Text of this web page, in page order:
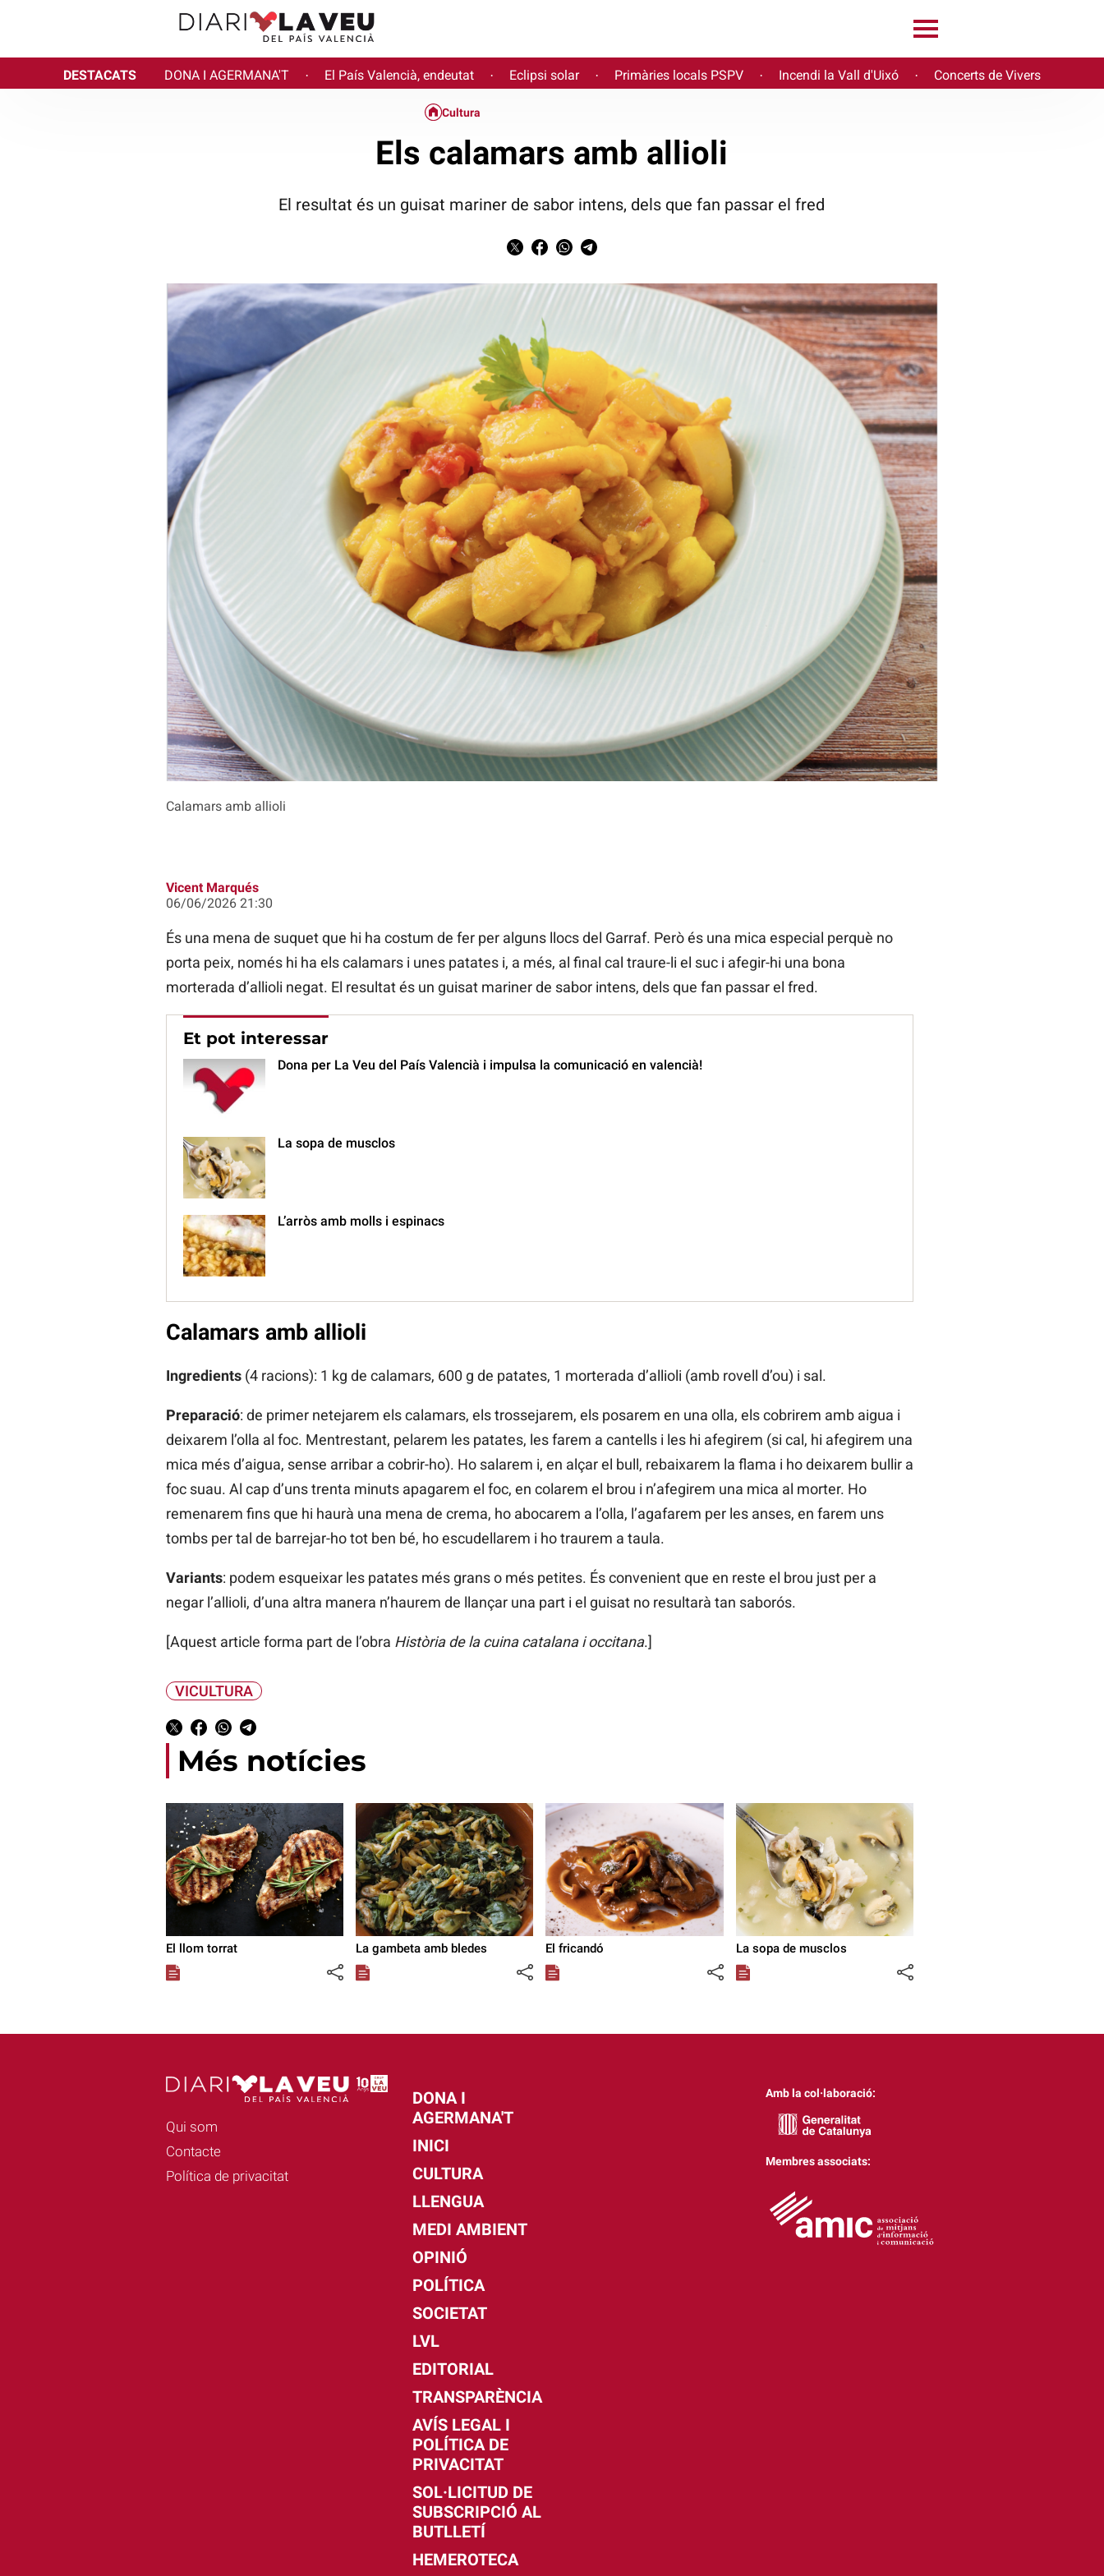
DESTACATS DONA I AGERMANA'T · El País Valencià, endeutat · Eclipsi solar · Primàries locals PSPV · Incendi la Vall d'Uixó · Concerts de Vivers
Calamars amb allioli
Cultura
Els calamars amb allioli
El resultat és un guisat mariner de sabor intens, dels que fan passar el fred
Vicent Marqués
06/06/2026 21:30
És una mena de suquet que hi ha costum de fer per alguns llocs del Garraf. Però és una mica especial perquè no
porta peix, només hi ha els calamars i unes patates i, a més, al final cal traure-li el suc i afegir-hi una bona
morterada d’allioli negat. El resultat és un guisat mariner de sabor intens, dels que fan passar el fred.
Et pot interessar
Dona per La Veu del País Valencià i impulsa la comunicació en valencià!
La sopa de musclos
L’arròs amb molls i espinacs
Calamars amb allioli
Ingredients (4 racions): 1 kg de calamars, 600 g de patates, 1 morterada d’allioli (amb rovell d’ou) i sal.
Preparació: de primer netejarem els calamars, els trossejarem, els posarem en una olla, els cobrirem amb aigua i
deixarem l’olla al foc. Mentrestant, pelarem les patates, les farem a cantells i les hi afegirem (si cal, hi afegirem una
mica més d’aigua, sense arribar a cobrir-ho). Ho salarem i, en alçar el bull, rebaixarem la flama i ho deixarem bullir a
foc suau. Al cap d’uns trenta minuts apagarem el foc, en colarem el brou i n’afegirem una mica al morter. Ho
remenarem fins que hi haurà una mena de crema, ho abocarem a l’olla, l’agafarem per les anses, en farem uns
tombs per tal de barrejar-ho tot ben bé, ho escudellarem i ho traurem a taula.
Variants: podem esqueixar les patates més grans o més petites. És convenient que en reste el brou just per a
negar l’allioli, d’una altra manera n’haurem de llançar una part i el guisat no resultarà tan saborós.
[Aquest article forma part de l’obra Història de la cuina catalana i occitana.]
VICULTURA
Més notícies
El llom torrat La gambeta amb bledes El fricandó La sopa de musclos
Qui som
Contacte
Política de privacitat
DONA I
AGERMANA'T
INICI
CULTURA
LLENGUA
MEDI AMBIENT
OPINIÓ
POLÍTICA
SOCIETAT
LVL
EDITORIAL
TRANSPARÈNCIA
AVÍS LEGAL I
POLÍTICA DE
PRIVACITAT
SOL·LICITUD DE
SUBSCRIPCIÓ AL
BUTLLETÍ
HEMEROTECA
Amb la col·laboració:
Membres associats: